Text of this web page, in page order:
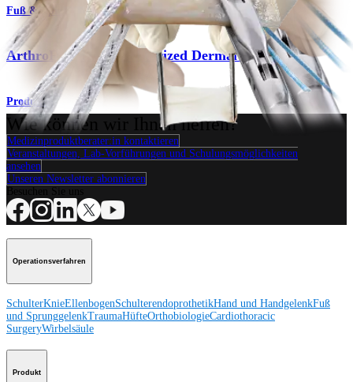
Fuß & Sprunggelenk
ArthroFLEX® Decellularized Dermal Allograft
Produkt
Wie können wir Ihnen helfen?
Medizinproduktberater:in kontaktieren
Veranstaltungen, Lab-Vorführungen und Schulungsmöglichkeiten
ansehen
Unseren Newsletter abonnieren
Operationsverfahren
SchulterKnieEllenbogenSchulterendoprothetikHand und HandgelenkFuß
und SprunggelenkTraumaHüfteOrthobiologieCardiothoracic
SurgeryWirbelsäule
Produkt